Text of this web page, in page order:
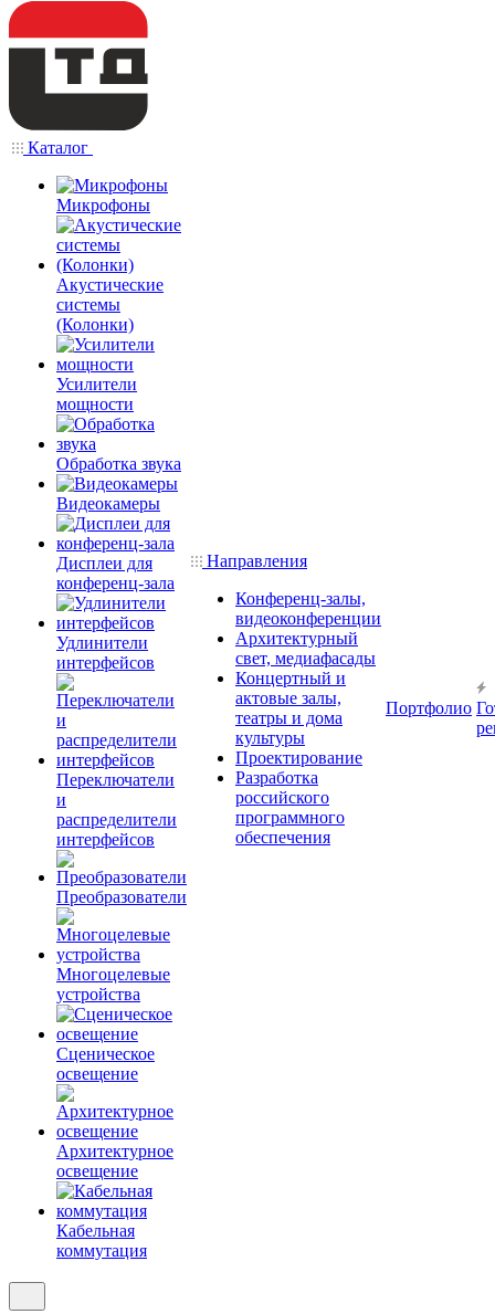
Каталог
Микрофоны
Акустические
системы
(Колонки)
Усилители
мощности
Обработка звука
Видеокамеры
Дисплеи для
конференц-зала
Удлинители
интерфейсов
Переключатели
и
распределители
интерфейсов
Преобразователи
Многоцелевые
устройства
Сценическое
освещение
Архитектурное
освещение
Кабельная
коммутация
Направления
Конференц-залы,
видеоконференции
Архитектурный
свет, медиафасады
Концертный и
актовые залы,
театры и дома
культуры
Проектирование
Разработка
российского
программного
обеспечения
Портфолио